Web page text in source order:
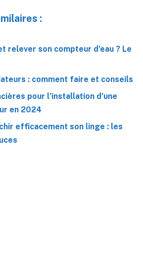
:
relever son compteur d’eau ? Le
: comment faire et conseils
pour l’installation d’une
en 2024
efficacement son linge : les